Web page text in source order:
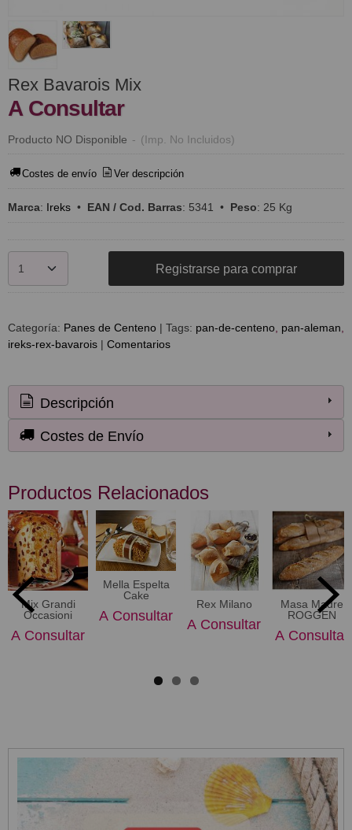
Rex Bavarois Mix
A Consultar
Producto NO Disponible - (Imp. No Incluidos)
Costes de envío Ver descripción
Marca: Ireks • EAN / Cod. Barras: 5341 • Peso: 25 Kg
Registrarse para comprar
Categoría: Panes de Centeno | Tags: pan-de-centeno pan-aleman
ireks-rex-bavarois | Comentarios
Descripción
Costes de Envío
Productos Relacionados
Mix Grandi
Occasioni
A Consultar
Mella Espelta
Cake
A Consultar
Rex Milano
A Consultar
Masa Madre
ROGGEN
A Consultar